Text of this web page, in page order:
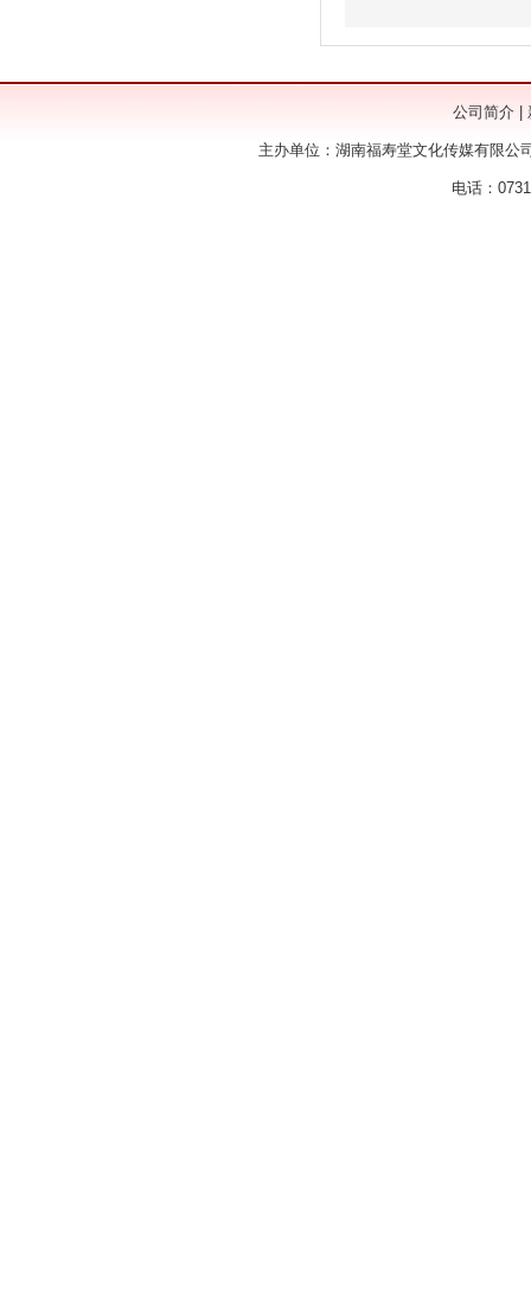
公司简介|
主办单位：湖南福寿堂文化传媒有限
电话：